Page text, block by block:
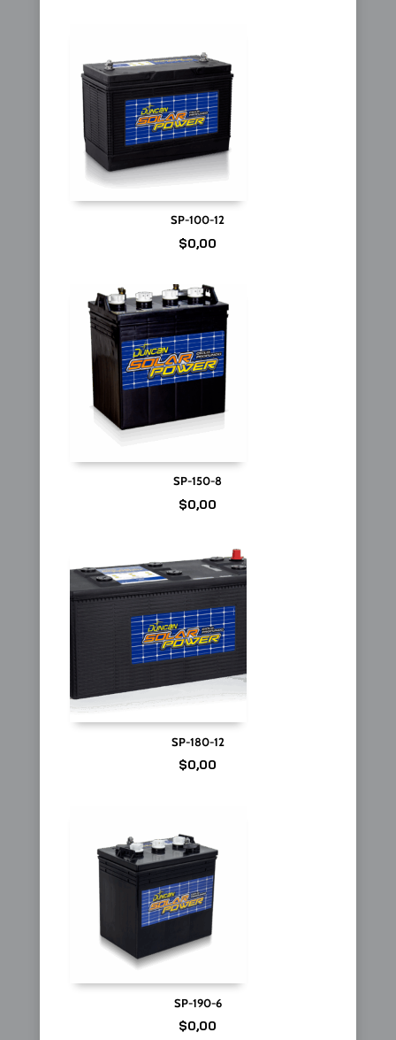
SP-100-12
$0,00
SP-150-8
$0,00
SP-180-12
$0,00
SP-190-6
$0,00